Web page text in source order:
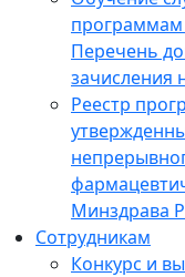
Перечень
зачисления
Реестр
Минздрава
Сотрудникам
Конкурс и